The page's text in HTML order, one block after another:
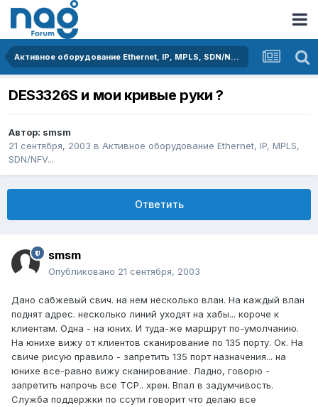
Активное оборудование Ethernet, IP, MPLS, SDN/NFV...
DES3326S и мои кривые руки ?
Автор: smsm
21 сентября, 2003 в Активное оборудование Ethernet, IP, MPLS,
SDN/NFV...
Ответить
smsm
Опубликовано 21 сентября, 2003
Дано сабжевый свич. на нем несколько влан. На каждый влан
поднят адрес. несколько линий уходят на хабы... короче к
клиентам. Одна - на юних. И туда-же маршрут по-умолчанию.
На юнихе вижу от клиентов сканирование по 135 порту. Ок. На
свиче рисую правило - запретить 135 порт назначения... на
юнихе все-равно вижу сканирование. Ладно, говорю -
запретить напрочь все TCP.. хрен. Впал в задумчивость.
Служба поддержки по ссути говорит что делаю все